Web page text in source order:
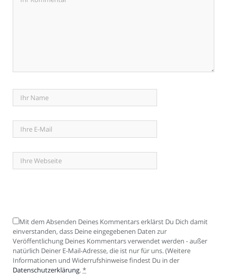
Mit dem Absenden Deines Kommentars erklärst Du Dich damit
einverstanden, dass Deine eingegebenen Daten zur
Veröffentlichung Deines Kommentars verwendet werden - außer
natürlich Deiner E-Mail-Adresse, die ist nur für uns. (Weitere
Informationen und Widerrufshinweise findest Du in der
Datenschutzerklärung.*